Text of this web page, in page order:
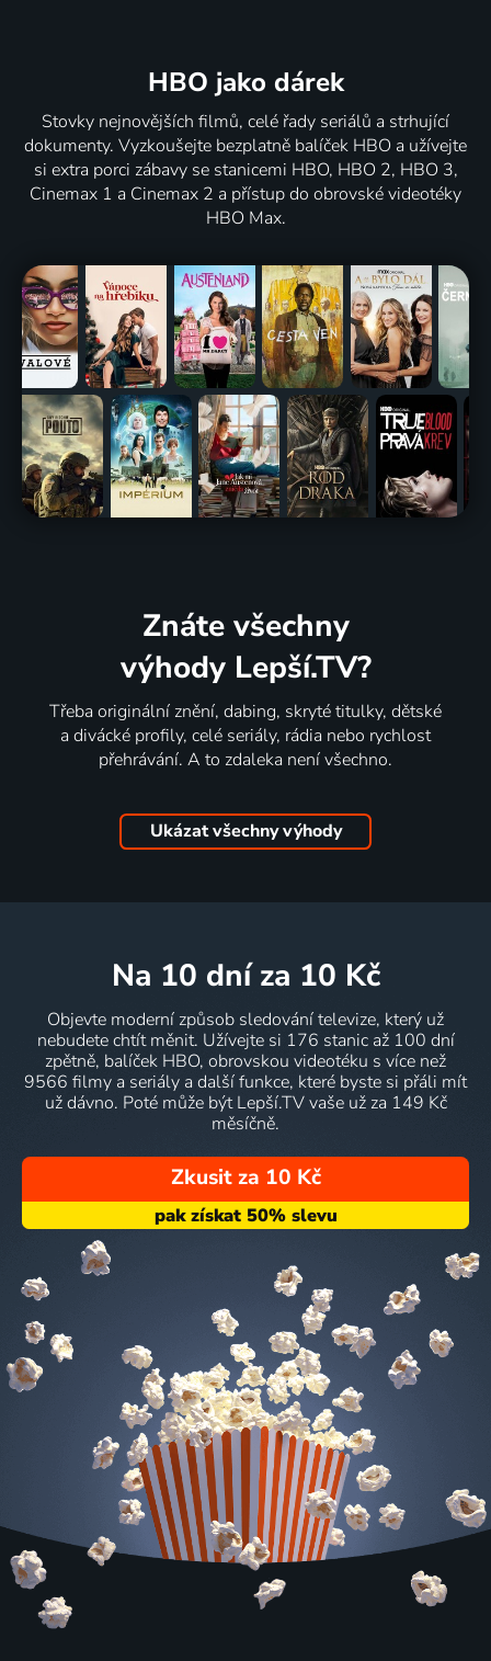
HBO jako dárek
Stovky nejnovějších filmů, celé řady seriálů a strhující
dokumenty. Vyzkoušejte bezplatně balíček HBO a užívejte
si extra porci zábavy se stanicemi HBO, HBO 2, HBO 3,
Cinemax 1 a Cinemax 2 a přístup do obrovské videotéky
HBO Max.
Znáte všechny
výhody Lepší.TV?
Třeba originální znění, dabing, skryté titulky, dětské
a divácké profily, celé seriály, rádia nebo rychlost
přehrávání. A to zdaleka není všechno.
Ukázat všechny výhody
na 10 dní za 10 Kč
Objevte moderní způsob sledování televize, který už
nebudete chtít měnit. Užívejte si 176 stanic až 100 dní
zpětně, balíček HBO, obrovskou videotéku s více než
9566 filmy a seriály a další funkce, které byste si přáli mít
už dávno. Poté může být Lepší.TV vaše už za 149 Kč
měsíčně.
Zkusit za 10 Kč